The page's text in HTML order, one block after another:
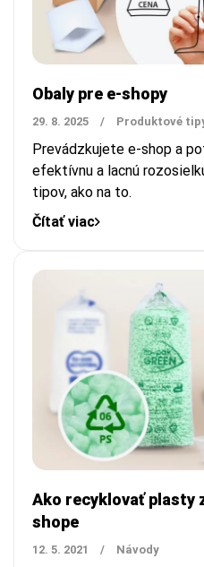
Obaly pre e-shopy
29. 8. 2025 / Produktové
Prevádzkujete e-shop a
efektívnu a lacnú
tipov, ako na to.
Čítať viac
Ako recyklovať plasty
shope
12. 5. 2021 / Návody